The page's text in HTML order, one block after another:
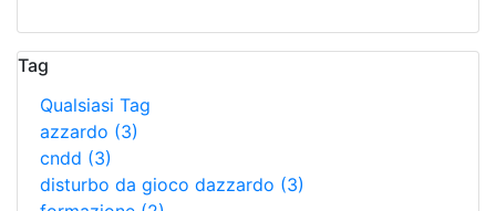
Tag
Qualsiasi Tag
azzardo (3)
cndd (3)
disturbo da gioco dazzardo (3)